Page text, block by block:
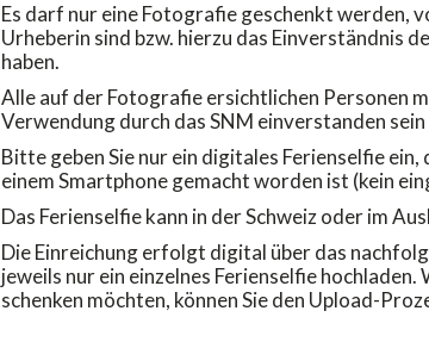
Es darf nur eine Fotografie geschenkt werden,
Urheberin sind bzw. hierzu das Einverständnis
haben.
Alle auf der Fotografie ersichtlichen Personen
Verwendung durch das SNM einverstanden sein
Bitte geben Sie nur ein digitales Ferienselfie
einem Smartphone gemacht worden ist (kein
Das Ferienselfie kann in der Schweiz oder im
Die Einreichung erfolgt digital über das
jeweils nur ein einzelnes Ferienselfie hochladen.
schenken möchten, können Sie den Upload-